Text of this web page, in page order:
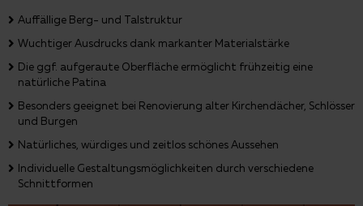
Auffällige Berg- und Talstruktur
Wuchtiger Ausdrucks dank markanter Materialstärke
Die ggf. aufgeraute Oberfläche ermöglicht frühzeitig eine
natürliche Patina
Besonders geeignet bei Renovierung alter Kirchendächer, Schlösser
und Burgen
Natürliches, würdiges und zeitlos schönes Aussehen
Individuelle Gestaltungsmöglichkeiten durch verschiedene
Schnittformen